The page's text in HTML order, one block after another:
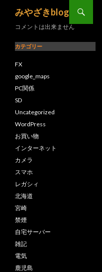
みやざきblog
コメントは出来ません
カテゴリー
FX
google_maps
PC関係
SD
Uncategorized
WordPress
お買い物
インターネット
カメラ
スマホ
レガシィ
北海道
宮崎
禁煙
自宅サーバー
雑記
電気
鹿児島